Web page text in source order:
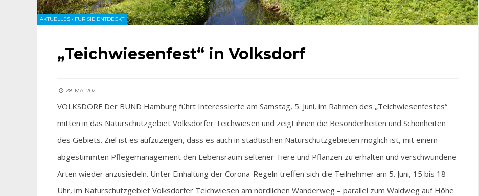
AKTUELLES • FÜR SIE ENTDECKT
„Teichwiesenfest“ in Volksdorf
28. MAI 2021
VOLKSDORF Der BUND Hamburg führt Interessierte am Samstag, 5. Juni, im Rahmen des „Teichwiesenfestes“
mitten in das Naturschutzgebiet Volksdorfer Teichwiesen und zeigt ihnen die Besonderheiten und Schönheiten
des Gebiets. Ziel ist es aufzuzeigen, dass es auch in städtischen Naturschutzgebieten möglich ist, mit einem
abgestimmten Pflegemanagement den Lebensraum seltener Tiere und Pflanzen zu erhalten und verschwundene
Arten wieder anzusiedeln. Unter Einhaltung der Corona-Regeln treffen sich die Teilnehmer am 5. Juni, 15 bis 18
Uhr, im Naturschutzgebiet Volksdorfer Teichwiesen am nördlichen Wanderweg – parallel zum Waldweg auf Höhe